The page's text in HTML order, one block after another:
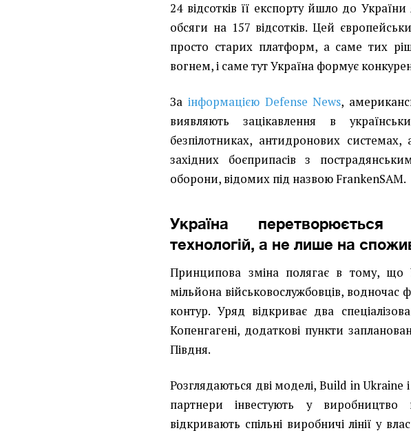
24 відсотків її експорту йшло до
обсяги на 157 відсотків. Цей
просто старих платформ, а саме тих
вогнем, і саме тут Україна формує
За інформацією Defense News,
виявляють зацікавлення в
безпілотниках, антидронових
західних боєприпасів з
оборони, відомих під назвою FrankenSAM.
Україна перетворюється
технологій, а не лише на
Принципова зміна полягає в тому, що
мільйона військовослужбовців,
контур. Уряд відкриває два
Копенгагені, додаткові пункти
Півдня.
Розглядаються дві моделі, Build in
партнери інвестують у виробництво
відкривають спільні виробничі лінії у